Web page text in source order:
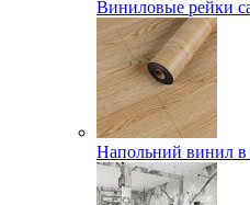
Виниловые рейки
Напольний винил в